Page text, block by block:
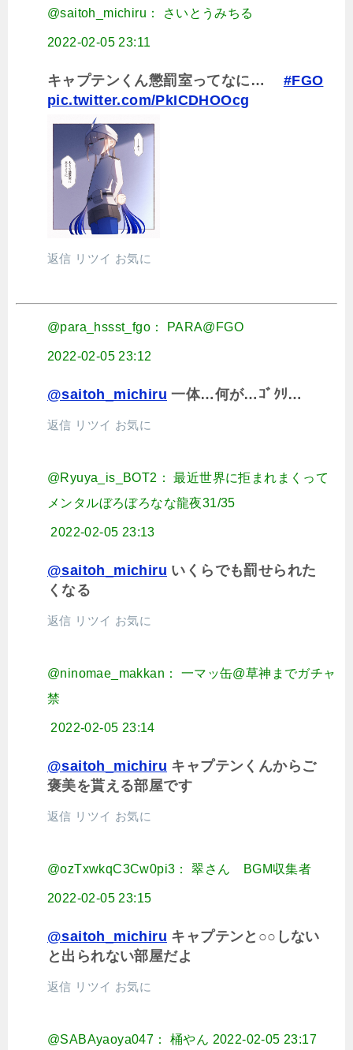
@saitoh_michiru： さいとうみちる
2022-02-05 23:11
キャプテンくん懲罰室ってなに… #FGO
pic.twitter.com/PkICDHOOcg
返信 リツイ お気に
@para_hssst_fgo： PARA@FGO
2022-02-05 23:12
@saitoh_michiru 一体…何が…ｺﾞｸﾘ…
返信 リツイ お気に
@Ryuya_is_BOT2： 最近世界に拒まれまくって
メンタルぼろぼろなな龍夜31/35
2022-02-05 23:13
@saitoh_michiru いくらでも罰せられた
くなる
返信 リツイ お気に
@ninomae_makkan： 一マッ缶@草神までガチャ
禁
2022-02-05 23:14
@saitoh_michiru キャプテンくんからご
褒美を貰える部屋です
返信 リツイ お気に
@ozTxwkqC3Cw0pi3： 翠さん BGM収集者
2022-02-05 23:15
@saitoh_michiru キャプテンと○○しない
と出られない部屋だよ
返信 リツイ お気に
@SABAyaoya047： 桶やん 2022-02-05 23:17